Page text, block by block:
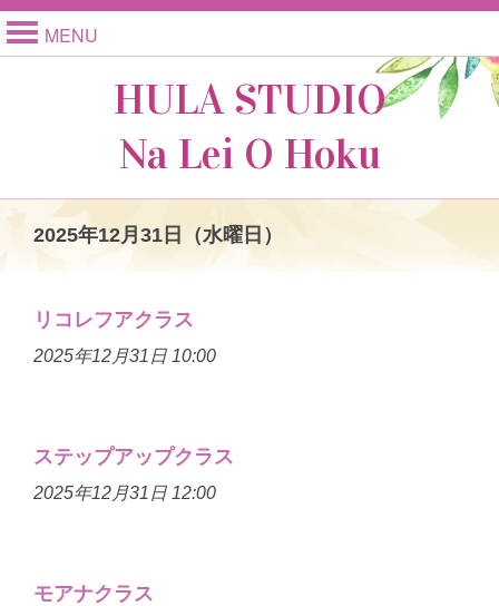
MENU
HULA STUDIO
Na Lei O Hoku
2025年12月31日（水曜日）
リコレフアクラス
2025年12月31日 10:00
ステップアップクラス
2025年12月31日 12:00
モアナクラス